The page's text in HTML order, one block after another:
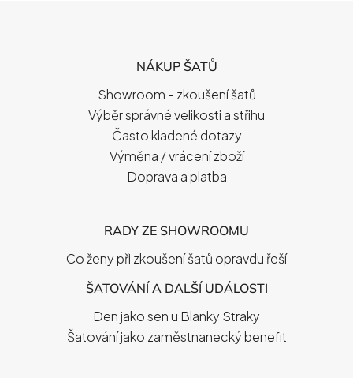
NÁKUP ŠATŮ
Showroom - zkoušení šatů
Výběr správné velikosti a střihu
Často kladené dotazy
Výměna / vrácení zboží
Doprava a platba
RADY ZE SHOWROOMU
Co ženy při zkoušení šatů opravdu řeší
ŠATOVÁNÍ A DALŠÍ UDÁLOSTI
Den jako sen u Blanky Straky
Šatování jako zaměstnanecký benefit